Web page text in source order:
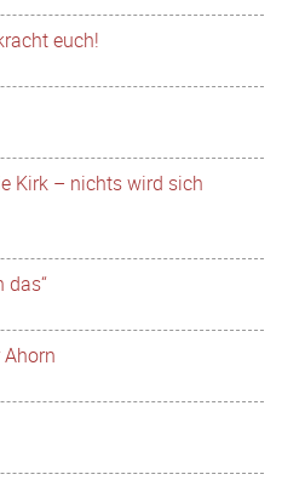
euch!
Kirk – nichts wird sich
das“